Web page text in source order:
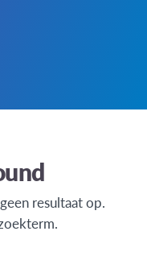
resultaat op.